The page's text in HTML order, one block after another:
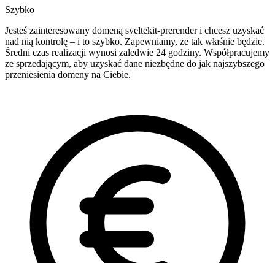
Szybko
Jesteś zainteresowany domeną sveltekit-prerender i chcesz uzyskać
nad nią kontrolę – i to szybko. Zapewniamy, że tak właśnie będzie.
Średni czas realizacji wynosi zaledwie 24 godziny. Współpracujemy
ze sprzedającym, aby uzyskać dane niezbędne do jak najszybszego
przeniesienia domeny na Ciebie.